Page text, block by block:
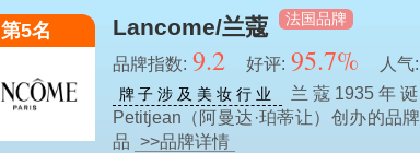
第5名 Lancome/兰蔻 法国品牌
品牌指数: 9.2 好评: 95.7% 人气:
牌子涉及美妆行业
兰蔻1935年
Petitjean（阿曼达·珀蒂让）创办的品
品 >>品牌详情